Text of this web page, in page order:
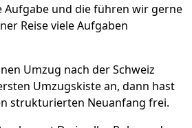
Aufgabe und die führen wir gerne
Reise viele Aufgaben
Umzug nach der Schweiz
Umzugskiste an, dann hast
strukturierten Neuanfang frei.